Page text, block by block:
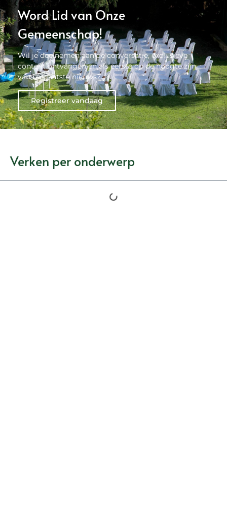
Word Lid van Onze
Gemeenschap!
Wil je deelnemen aan de conversatie, exclusieve
content ontvangen en als eerste op de hoogte zijn
van het laatste nieuws?
Registreer vandaag
Verken per onderwerp